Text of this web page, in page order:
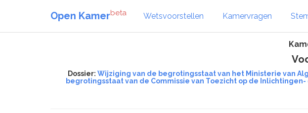
Open Kamerbeta Wetsvoorstellen Kamervragen
Dossier: Wijziging van de begrotingsstaat van het Ministerie van
begrotingsstaat van de Commissie van Toezicht op de